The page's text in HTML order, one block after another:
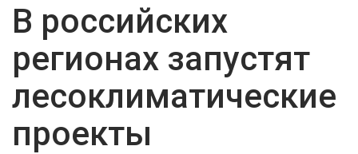
В российских
регионах запустят
лесоклиматические
проекты